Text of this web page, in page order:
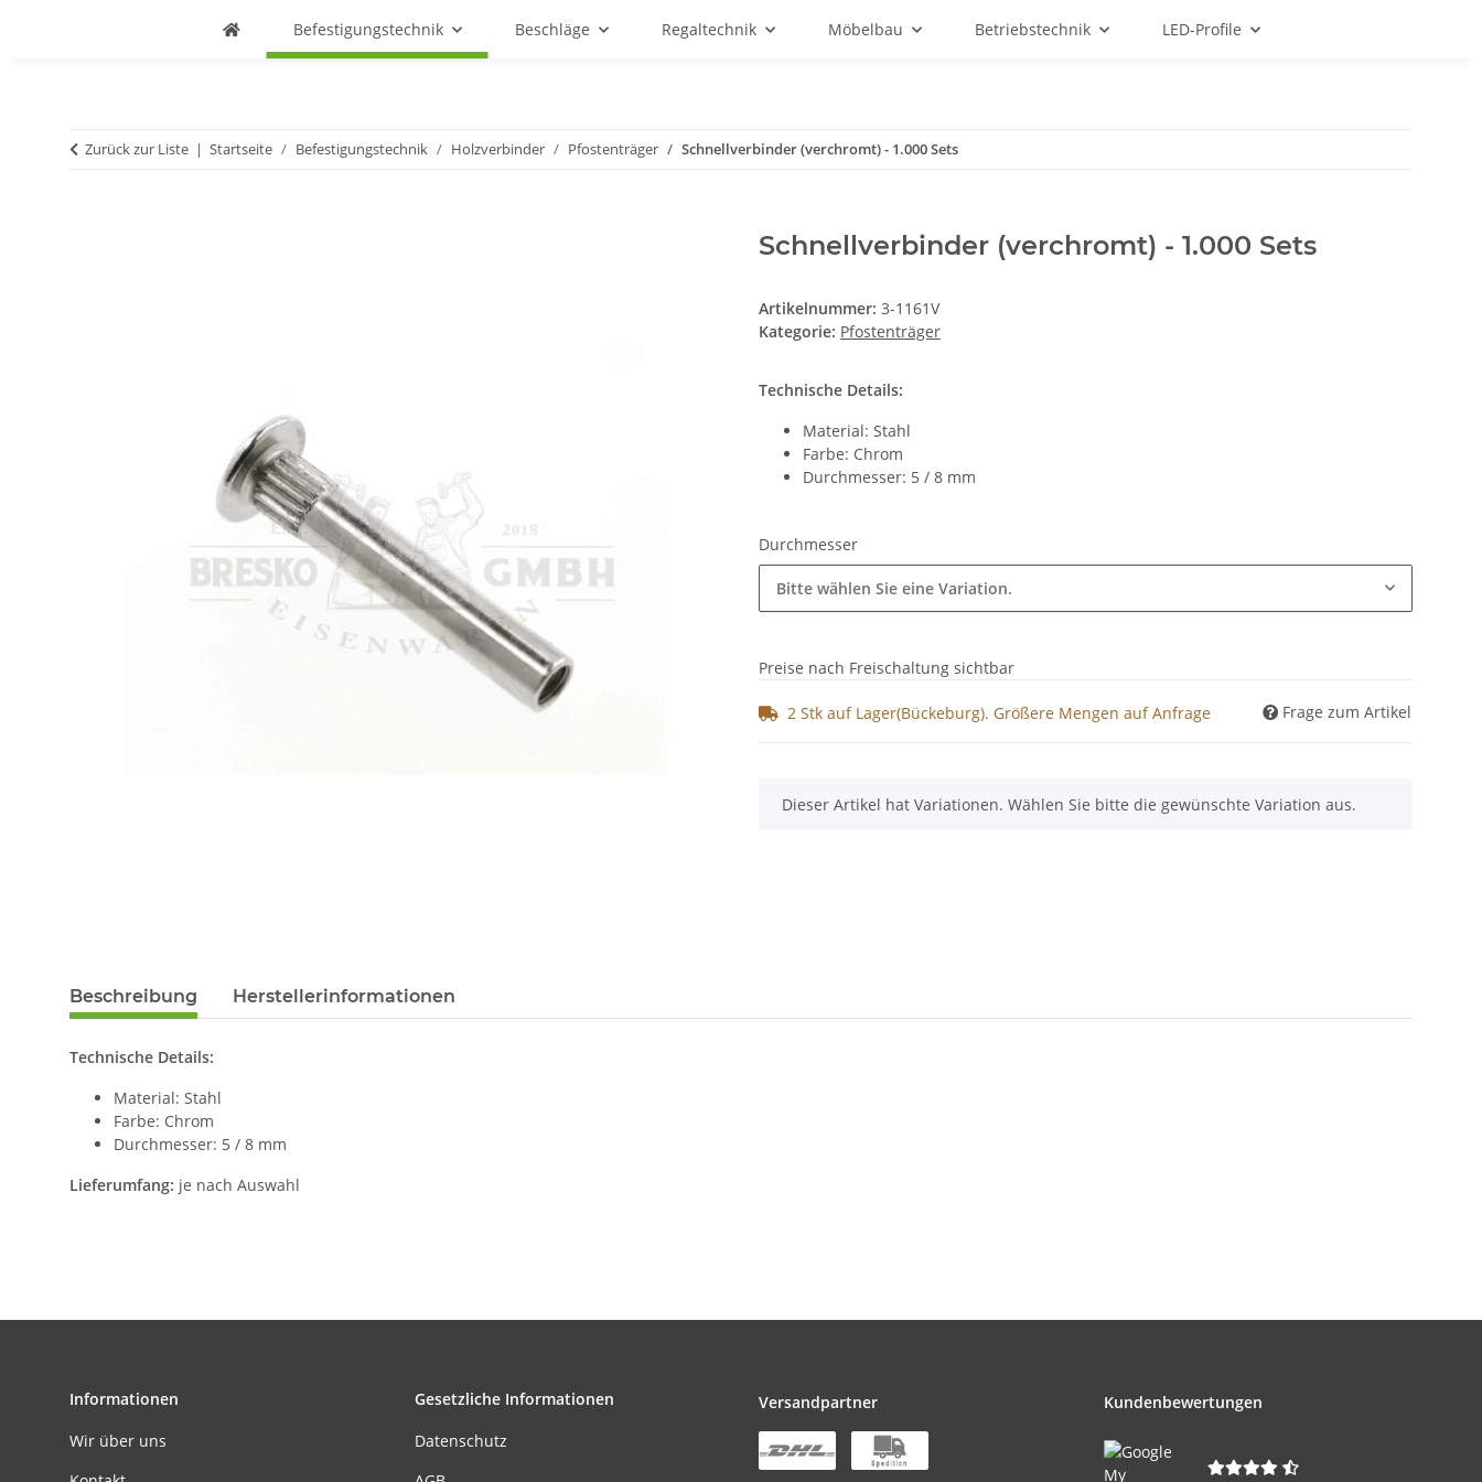
Befestigungstechnik Beschläge Regaltechnik Möbelbau Betriebstechnik LED-Profile
Zurück zur Liste Startseite Befestigungstechnik Holzverbinder Pfostenträger Schnellverbinder (verchromt) - 1.000 Sets
Schnellverbinder (verchromt) - 1.000 Sets
Artikelnummer: 3-1161V
Kategorie: Pfostenträger
Technische Details:
Material: Stahl
Farbe: Chrom
Durchmesser: 5 / 8 mm
Durchmesser
Bitte wählen Sie eine Variation.
Preise nach Freischaltung sichtbar
2 Stk auf Lager(Bückeburg). Größere Mengen auf Anfrage Frage zum Artikel
x
Dieser Artikel hat Variationen. Wählen Sie bitte die gewünschte Variation aus.
Beschreibung Herstellerinformationen
Technische Details:
Material: Stahl
Farbe: Chrom
Durchmesser: 5 / 8 mm
Lieferumfang: je nach Auswahl
Informationen
Wir über uns
Gesetzliche Informationen
Datenschutz
Versandpartner Kundenbewertungen